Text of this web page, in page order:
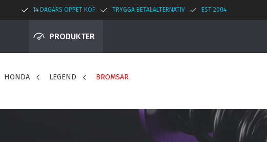
14 DAGARS ÖPPET KÖP TRYGGA BETALALTERNATIV EST 2004
PRODUKTER
HONDA LEGEND BROMSAR